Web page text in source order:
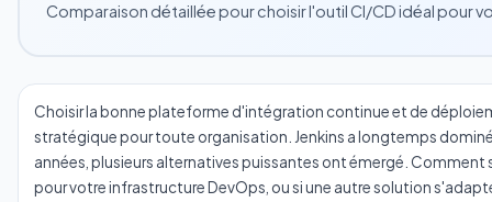
Comparaison détaillée pour choisir l'outil CI/CD idéal pour
Choisir la bonne plateforme d'intégration continue et de
stratégique pour toute organisation. Jenkins a longtemps
années, plusieurs alternatives puissantes ont émergé. Comment
pour votre infrastructure DevOps, ou si une autre solution